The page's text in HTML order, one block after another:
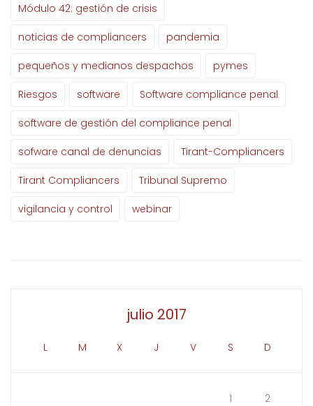
Módulo 42: gestión de crisis
noticias de compliancers pandemia
pequeños y medianos despachos pymes
Riesgos software Software compliance penal
software de gestión del compliance penal
sofware canal de denuncias Tirant-Compliancers
Tirant Compliancers Tribunal Supremo
vigilancia y control webinar
julio 2017
L M X J V S D
1 2